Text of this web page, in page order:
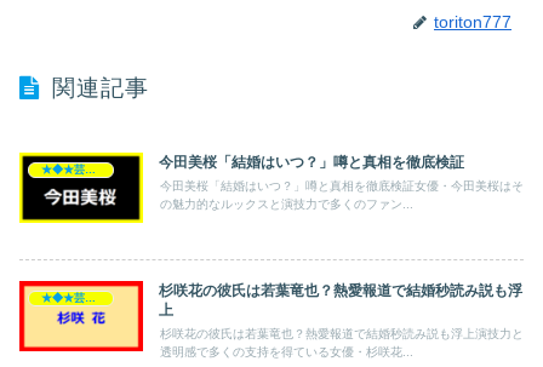
toriton777
関連記事
今田美桜「結婚はいつ？」噂と真相を徹底検証
今田美桜「結婚はいつ？」噂と真相を徹底検証女優・今田美桜はそ
の魅力的なルックスと演技力で多くのファン...
杉咲花の彼氏は若葉竜也？熱愛報道で結婚秒読み説も浮
上
杉咲花の彼氏は若葉竜也？熱愛報道で結婚秒読み説も浮上演技力と
透明感で多くの支持を得ている女優・杉咲花...